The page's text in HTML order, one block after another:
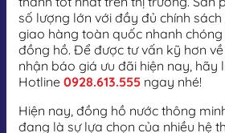
số lượng lớn với đầy đủ chính
giao hàng toàn quốc nhanh chóng
đồng hồ. Để được tư vấn kỹ hơn
nhận báo giá ưu đãi hiện nay, hãy
Hotline 0928.613.555 ngay nhé!
Hiện nay, đồng hồ nước thông
đang là sự lựa chọn của nhiều hệ